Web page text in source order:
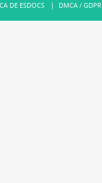
DE ESDOCS DMCA / GDPR